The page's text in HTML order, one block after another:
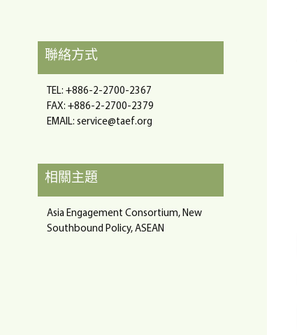
聯絡方式
TEL: +886-2-2700-2367
FAX: +886-2-2700-2379
EMAIL: service@taef.org
相關主題
Asia Engagement Consortium, New
Southbound Policy, ASEAN